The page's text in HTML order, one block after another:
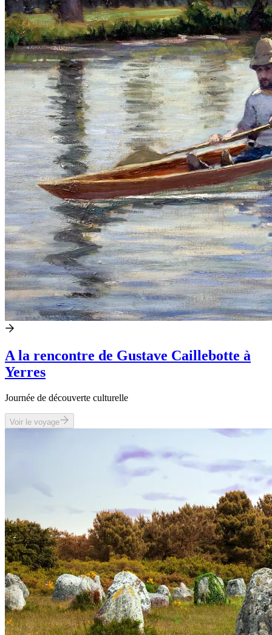
A la rencontre de Gustave Caillebotte à
Yerres
Journée de découverte culturelle
Voir le voyage